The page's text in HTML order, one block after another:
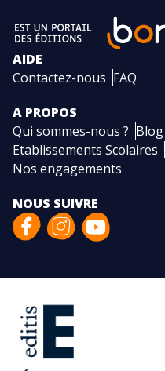
AIDE
Contactez-nous FAQ
A PROPOS
Qui sommes-nous ? Blog
Etablissements Scolaires
Nos engagements
NOUS SUIVRE